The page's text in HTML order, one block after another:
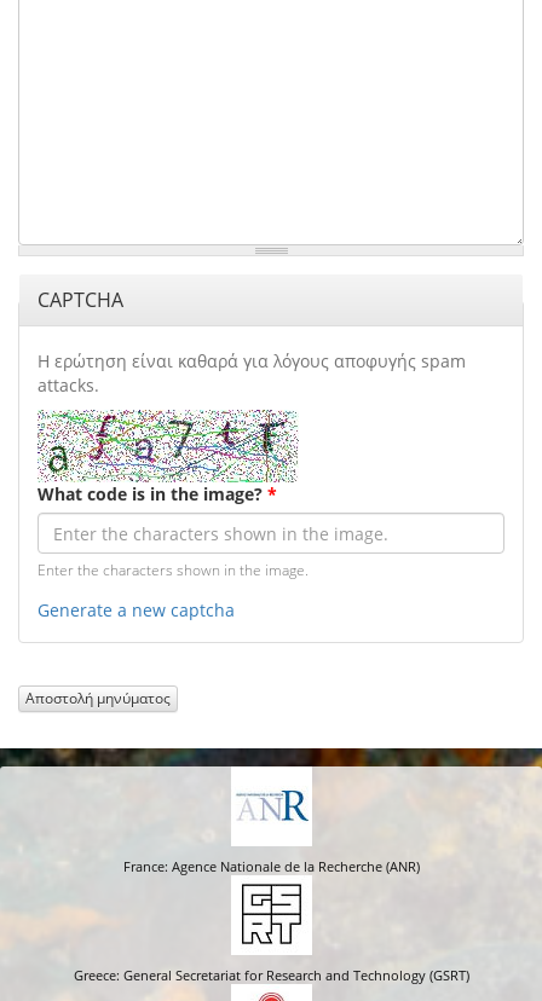
CAPTCHA
Η ερώτηση είναι καθαρά για λόγους αποφυγής spam
attacks.
What code is in the image? *
Enter the characters shown in the image.
Generate a new captcha
Αποστολή μηνύματος
France: Agence Nationale de la Recherche (ANR)
Greece: General Secretariat for Research and Technology (GSRT)